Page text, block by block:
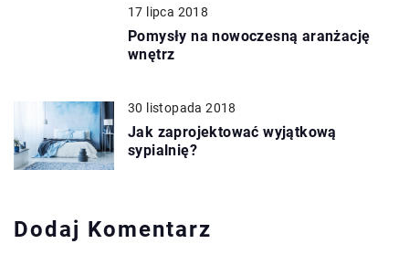
17 lipca 2018
Pomysły na nowoczesną aranżację
wnętrz
30 listopada 2018
Jak zaprojektować wyjątkową
sypialnię?
Dodaj Komentarz